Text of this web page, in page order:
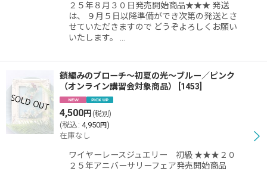
２５年８月３０日発売開始商品★★★ 発送
は、 ９月５日以降準備ができ次第の発送とさ
せていただきますので どうぞよろしくお願い
いたします。 …
鎖編みのブローチ〜初夏の光〜ブルー／ピンク
（オンライン講習会対象商品）
1453
4,500円 (税別)
(税込 : 4,950円)
在庫なし
ワイヤーレースジュエリー 初級 ★★★２０
２５年アニバーサリーフェア発売開始商品